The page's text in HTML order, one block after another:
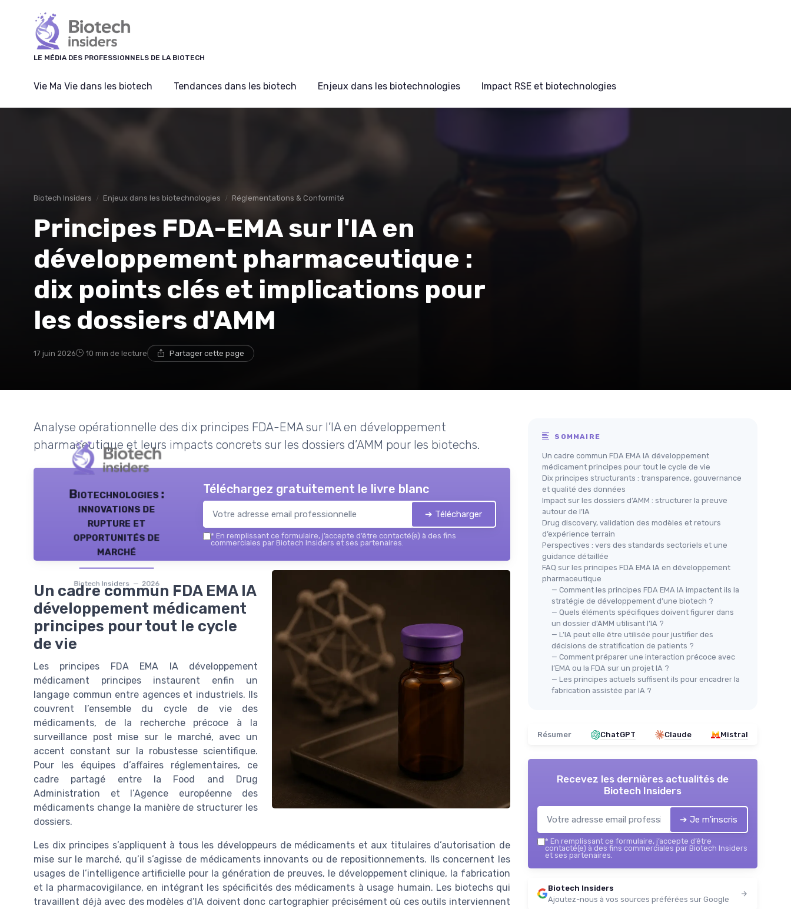
LE MÉDIA DES PROFESSIONNELS DE LA BIOTECH
Vie Ma Vie dans les biotech Tendances dans les biotech Enjeux dans les biotechnologies Impact RSE et biotechnologies
Biotech Insiders Enjeux dans les biotechnologies Réglementations & Conformité
Principes FDA-EMA sur l'IA en
développement pharmaceutique :
dix points clés et implications pour
les dossiers d'AMM
17 juin 2026 10 min de lecture Partager cette page
Analyse opérationnelle des dix principes FDA-EMA sur l’IA en développement
pharmaceutique et leurs impacts concrets sur les dossiers d’AMM pour les biotechs.
Biotechnologies :
innovations de
rupture et
opportunités de
marché
Biotech Insiders — 2026
Téléchargez gratuitement le livre blanc
➔ Télécharger
* En remplissant ce formulaire, j’accepte d’être contacté(e) à des fins
commerciales par Biotech Insiders et ses partenaires.
Un cadre commun FDA EMA IA
développement médicament
principes pour tout le cycle
de vie
Les principes FDA EMA IA développement
médicament principes instaurent enfin un
langage commun entre agences et industriels. Ils
couvrent l’ensemble du cycle de vie des
médicaments, de la recherche précoce à la
surveillance post mise sur le marché, avec un
accent constant sur la robustesse scientifique.
Pour les équipes d’affaires réglementaires, ce
cadre partagé entre la Food and Drug
Administration et l’Agence européenne des
médicaments change la manière de structurer les
dossiers.
Les dix principes s’appliquent à tous les développeurs de médicaments et aux titulaires d’autorisation de
mise sur le marché, qu’il s’agisse de médicaments innovants ou de repositionnements. Ils concernent les
usages de l’intelligence artificielle pour la génération de preuves, le développement clinique, la fabrication
et la pharmacovigilance, en intégrant les spécificités des médicaments à usage humain. Les biotechs qui
travaillent déjà avec des modèles d’IA doivent donc cartographier précisément où ces outils interviennent
SOMMAIRE
Un cadre commun FDA EMA IA développement
médicament principes pour tout le cycle de vie
Dix principes structurants : transparence, gouvernance
et qualité des données
Impact sur les dossiers d’AMM : structurer la preuve
autour de l’IA
Drug discovery, validation des modèles et retours
d’expérience terrain
Perspectives : vers des standards sectoriels et une
guidance détaillée
FAQ sur les principes FDA EMA IA en développement
pharmaceutique
— Comment les principes FDA EMA IA impactent ils la
stratégie de développement d’une biotech ?
— Quels éléments spécifiques doivent figurer dans
un dossier d’AMM utilisant l’IA ?
— L’IA peut elle être utilisée pour justifier des
décisions de stratification de patients ?
— Comment préparer une interaction précoce avec
l’EMA ou la FDA sur un projet IA ?
— Les principes actuels suffisent ils pour encadrer la
fabrication assistée par IA ?
Résumer ChatGPT Claude Mistral
Recevez les dernières actualités de
Biotech Insiders
➔ Je m'inscris
* En remplissant ce formulaire, j’accepte d’être
contacté(e) à des fins commerciales par Biotech Insiders
et ses partenaires.
Biotech Insiders
Ajoutez-nous à vos sources préférées sur Google